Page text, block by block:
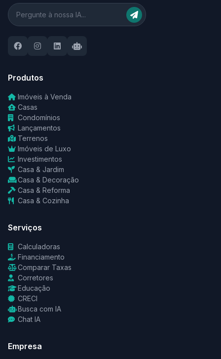
Produtos
Imóveis à Venda
Casas
Condomínios
Lançamentos
Terrenos
Imóveis de Luxo
Investimentos
Casa & Jardim
Casa & Decoração
Casa & Reforma
Casa & Cozinha
Serviços
Calculadoras
Financiamento
Comparar Taxas
Corretores
Educação
CRECI
Busca com IA
Chat IA
Empresa